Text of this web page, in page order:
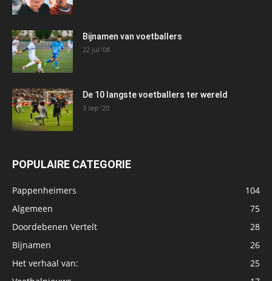
Bijnamen van voetballers
22 jul ’08
De 10 langste voetballers ter wereld
3 sep ’20
POPULAIRE CATEGORIE
Pappenheimers
104
Algemeen
75
Doordebenen Vertelt
28
Bijnamen
26
Het verhaal van:
25